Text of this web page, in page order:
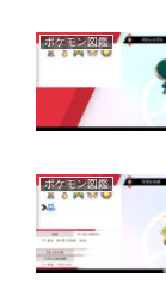
ポケモン図鑑
ポケモン図鑑